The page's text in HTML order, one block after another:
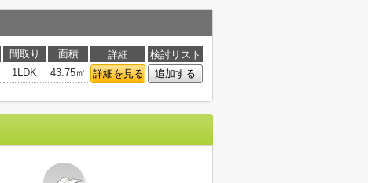
間取り 面積 詳細
検討リスト
1LDK 43.75㎡ 詳細を見る 追加する